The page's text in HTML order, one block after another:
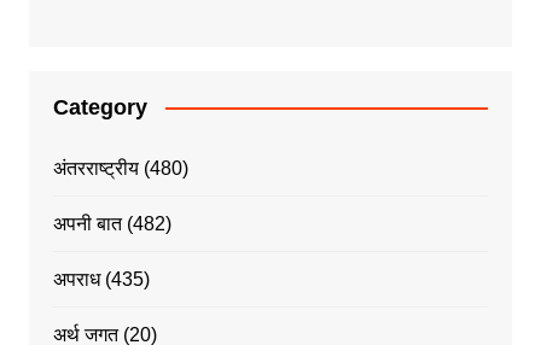
Category
अंतरराष्ट्रीय(480)
अपनी बात(482)
अपराध(435)
अर्थ जगत(20)